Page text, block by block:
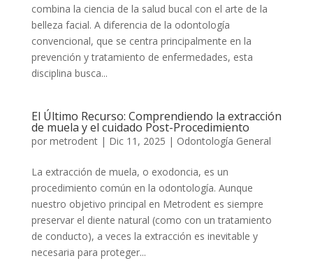
combina la ciencia de la salud bucal con el arte de la
belleza facial. A diferencia de la odontología
convencional, que se centra principalmente en la
prevención y tratamiento de enfermedades, esta
disciplina busca...
El Último Recurso: Comprendiendo la extracción
de muela y el cuidado Post-Procedimiento
por metrodent| Dic 11, 2025 | Odontología General
La extracción de muela, o exodoncia, es un
procedimiento común en la odontología. Aunque
nuestro objetivo principal en Metrodent es siempre
preservar el diente natural (como con un tratamiento
de conducto), a veces la extracción es inevitable y
necesaria para proteger...